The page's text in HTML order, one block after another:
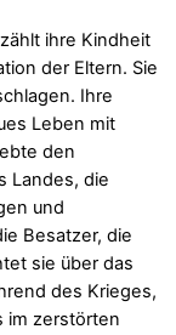
ihre Kindheit
der Eltern. Sie
Ihre
Leben mit
den
Landes, die
und
Besatzer, die
sie über das
des Krieges,
im zerstörten